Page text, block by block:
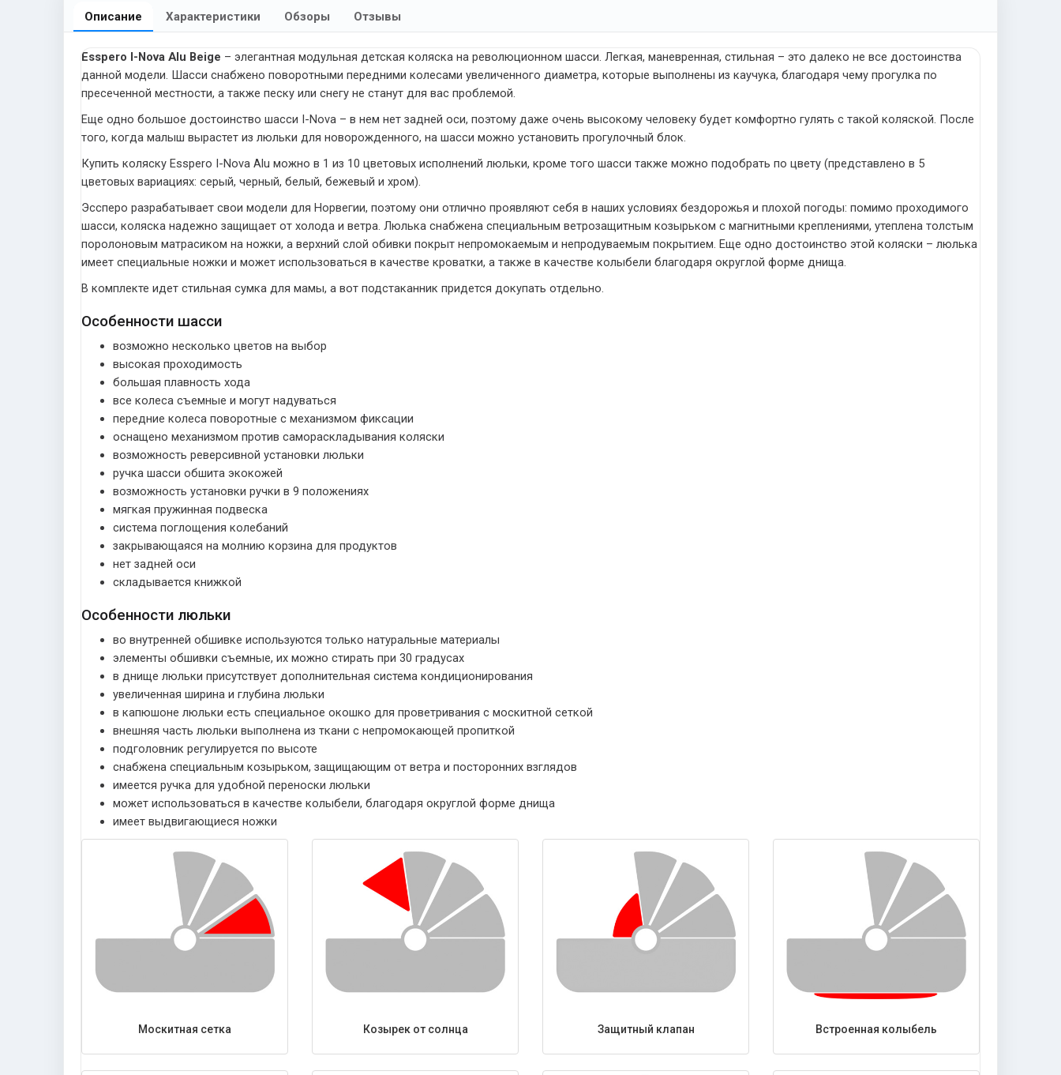
Описание Характеристики Обзоры Отзывы
Esspero I-Nova Alu Beige – элегантная модульная детская коляска на революционном шасси. Легкая, маневренная, стильная – это далеко не все достоинства
данной модели. Шасси снабжено поворотными передними колесами увеличенного диаметра, которые выполнены из каучука, благодаря чему прогулка по
пресеченной местности, а также песку или снегу не станут для вас проблемой.
Еще одно большое достоинство шасси I-Nova – в нем нет задней оси, поэтому даже очень высокому человеку будет комфортно гулять с такой коляской. После
того, когда малыш вырастет из люльки для новорожденного, на шасси можно установить прогулочный блок.
Купить коляску Esspero I-Nova Alu можно в 1 из 10 цветовых исполнений люльки, кроме того шасси также можно подобрать по цвету (представлено в 5
цветовых вариациях: серый, черный, белый, бежевый и хром).
Эссперо разрабатывает свои модели для Норвегии, поэтому они отлично проявляют себя в наших условиях бездорожья и плохой погоды: помимо проходимого
шасси, коляска надежно защищает от холода и ветра. Люлька снабжена специальным ветрозащитным козырьком с магнитными креплениями, утеплена толстым
поролоновым матрасиком на ножки, а верхний слой обивки покрыт непромокаемым и непродуваемым покрытием. Еще одно достоинство этой коляски – люлька
имеет специальные ножки и может использоваться в качестве кроватки, а также в качестве колыбели благодаря округлой форме днища.
В комплекте идет стильная сумка для мамы, а вот подстаканник придется докупать отдельно.
Особенности шасси
возможно несколько цветов на выбор
высокая проходимость
большая плавность хода
все колеса съемные и могут надуваться
передние колеса поворотные с механизмом фиксации
оснащено механизмом против самораскладывания коляски
возможность реверсивной установки люльки
ручка шасси обшита экокожей
возможность установки ручки в 9 положениях
мягкая пружинная подвеска
система поглощения колебаний
закрывающаяся на молнию корзина для продуктов
нет задней оси
складывается книжкой
Особенности люльки
во внутренней обшивке используются только натуральные материалы
элементы обшивки съемные, их можно стирать при 30 градусах
в днище люльки присутствует дополнительная система кондиционирования
увеличенная ширина и глубина люльки
в капюшоне люльки есть специальное окошко для проветривания с москитной сеткой
внешняя часть люльки выполнена из ткани с непромокающей пропиткой
подголовник регулируется по высоте
снабжена специальным козырьком, защищающим от ветра и посторонних взглядов
имеется ручка для удобной переноски люльки
может использоваться в качестве колыбели, благодаря округлой форме днища
имеет выдвигающиеся ножки
Москитная сетка Козырек от солнца Защитный клапан Встроенная колыбель